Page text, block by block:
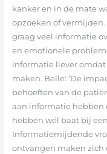
kanker en in de mate
opzoeken of vermijden.
graag veel informatie
en emotionele
informatie liever
maken. Belle: ‘De
behoeften van de
aan informatie hebben
hebben wél baat bij
Informatiemijdende
ontvangen maken zich